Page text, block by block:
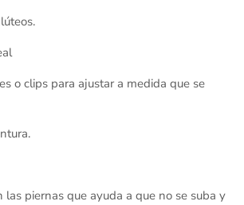
o clips para ajustar a medida que se
las piernas que ayuda a que no se suba y